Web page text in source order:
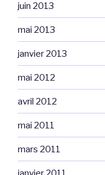
juin 2013
mai 2013
janvier 2013
mai 2012
avril 2012
mai 2011
mars 2011